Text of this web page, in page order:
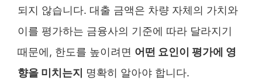
되지 않습니다. 대출 금액은 차량 자체의 가치와
이를 평가하는 금융사의 기준에 따라 달라지기
때문에, 한도를 높이려면 어떤 요인이 평가에 영
향을 미치는지 명확히 알아야 합니다.